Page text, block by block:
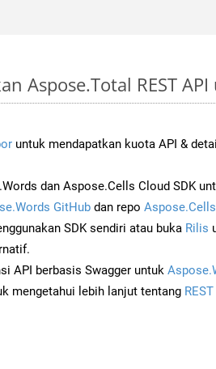
Aspose.Total REST
untuk mendapatkan kuota API &
dan Aspose.Cells Cloud SDK
GitHub dan repo
SDK sendiri atau buka Rilis
API berbasis Swagger untuk
mengetahui lebih lanjut tentang